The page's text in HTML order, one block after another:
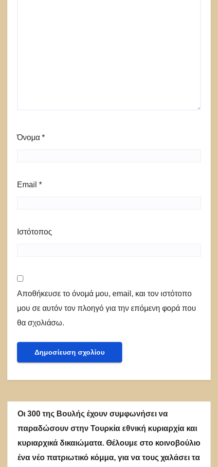
Όνομα *
Email *
Ιστότοπος
Αποθήκευσε το όνομά μου, email, και τον ιστότοπο
μου σε αυτόν τον πλοηγό για την επόμενη φορά που
θα σχολιάσω.
Οι 300 της Βουλής έχουν συμφωνήσει να
παραδώσουν στην Τουρκία εθνική κυριαρχία και
κυριαρχικά δικαιώματα. Θέλουμε στο κοινοβούλιο
ένα νέο πατριωτικό κόμμα, για να τους χαλάσει τα